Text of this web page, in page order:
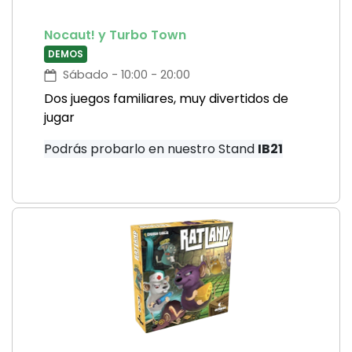
Nocaut! y Turbo Town
DEMOS
Sábado - 10:00 - 20:00
Dos juegos familiares, muy divertidos de
jugar
Podrás probarlo en nuestro Stand IB21